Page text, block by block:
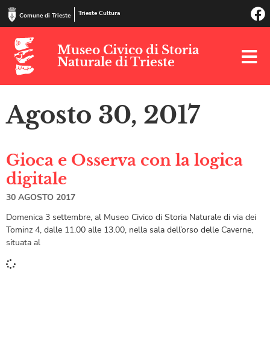
Comune di Trieste Trieste Cultura
Museo Civico di Storia
Naturale di Trieste
Agosto 30, 2017
Gioca e Osserva con la logica
digitale
30 AGOSTO 2017
Domenica 3 settembre, al Museo Civico di Storia Naturale di via dei
Tominz 4, dalle 11.00 alle 13.00, nella sala dell’orso delle Caverne,
situata al